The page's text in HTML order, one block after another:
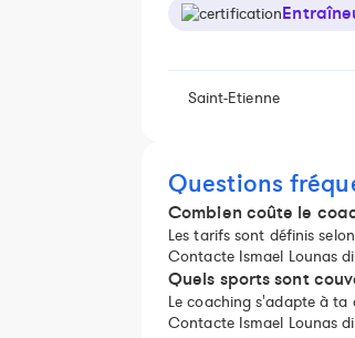
Saint-Etienne
Questions
Combien coûte le
Les tarifs sont définis
Contacte Ismael Lounas
Quels sports sont
Le coaching s'adapte à
Contacte Ismael Lounas